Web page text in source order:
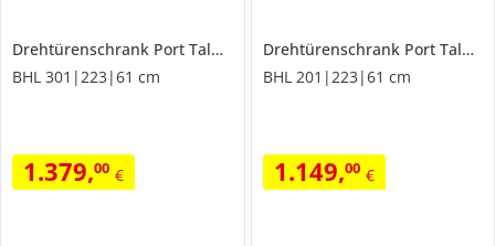
Drehtürenschrank Port Talbot
BHL 301|223|61 cm
1.379,00 €
Drehtürenschrank Port Talbot
BHL 201|223|61 cm
1.149,00 €